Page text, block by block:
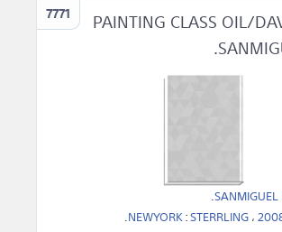
7771
PAINTING CLASS OIL/
.
NEWYORK:STERRLING،
.